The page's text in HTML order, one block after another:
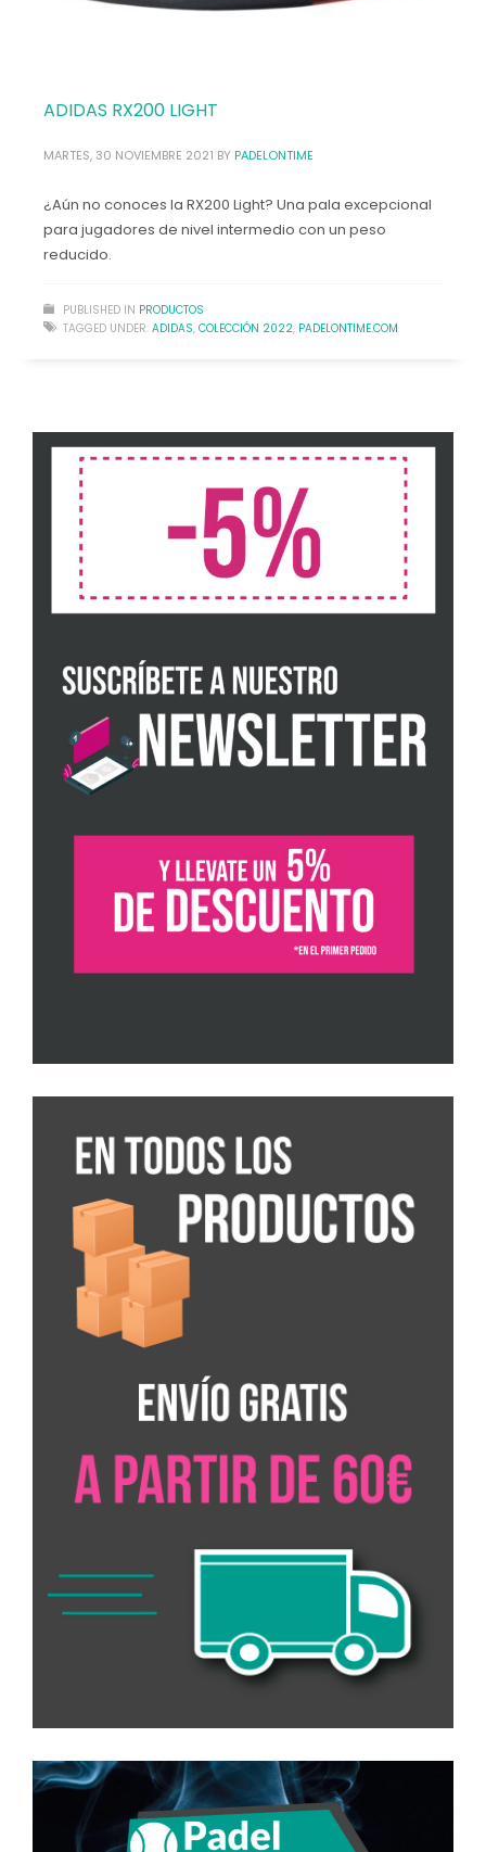
julio 2022
mayo 2022
marzo 2022
febrero 2022
enero 2022
noviembre 2021
Productos
Promociones
Rebajas
Sobre el pádel
ADIDAS RX200 LIGHT
MARTES, 30 NOVIEMBRE 2021 BY PADELONTIME
¿Aún no conoces la RX200 Light? Una pala excepcional
para jugadores de nivel intermedio con un peso
reducido.
PUBLISHED IN PRODUCTOS
TAGGED UNDER: ADIDAS, COLECCIÓN 2022, PADELONTIME.COM